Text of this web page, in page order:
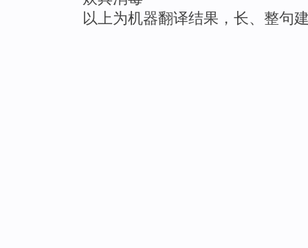
以上为机器翻译结果，长、整句